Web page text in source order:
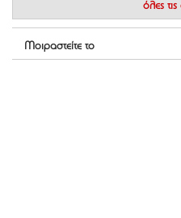
όλες τις
Μοιραστείτε το